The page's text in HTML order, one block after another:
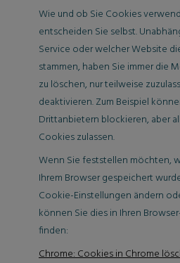
Wie und ob Sie Cookies
entscheiden Sie selbst.
Service oder welcher Website
stammen, haben Sie immer die
zu löschen, nur teilweise
deaktivieren. Zum Beispiel
Drittanbietern blockieren, aber
Cookies zulassen.
Wenn Sie feststellen möchten,
Ihrem Browser gespeichert
Cookie-Einstellungen ändern
können Sie dies in Ihren
finden:
Chrome: Cookies in Chrome